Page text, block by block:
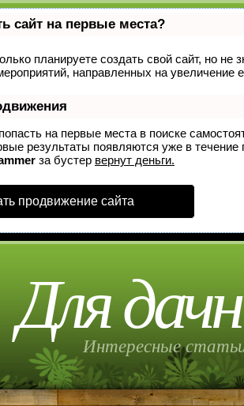
сайт на первые места?
планируете создать свой сайт, но не
направленных на увеличение
на первые места в поиске
результаты появляются уже в
за бустер вернут деньги.
продвижение сайта
Для
Интересные